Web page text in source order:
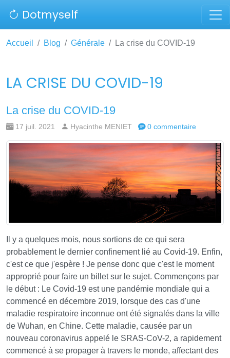
Dotmyself
Accueil Blog Générale La crise du COVID-19
LA CRISE DU COVID-19
La crise du COVID-19
17 juil. 2021 Hyacinthe MENIET 0 commentaire
Il y a quelques mois, nous sortions de ce qui sera
probablement le dernier confinement lié au Covid-19. Enfin,
c'est ce que j'espère ! Je pense donc que c'est le moment
approprié pour faire un billet sur le sujet. Commençons par
le début : Le Covid-19 est une pandémie mondiale qui a
commencé en décembre 2019, lorsque des cas d'une
maladie respiratoire inconnue ont été signalés dans la ville
de Wuhan, en Chine. Cette maladie, causée par un
nouveau coronavirus appelé le SRAS-CoV-2, a rapidement
commencé à se propager à travers le monde, affectant des